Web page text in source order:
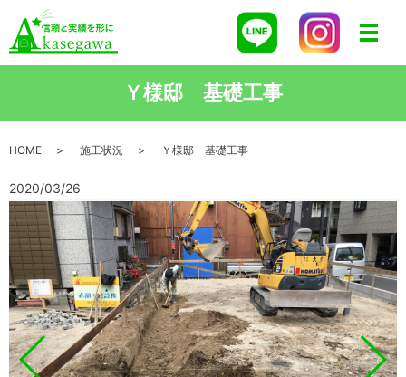
メニ
Ｙ様邸 基礎工事
HOME 施工状況 Ｙ様邸 基礎工事
2020/03/26